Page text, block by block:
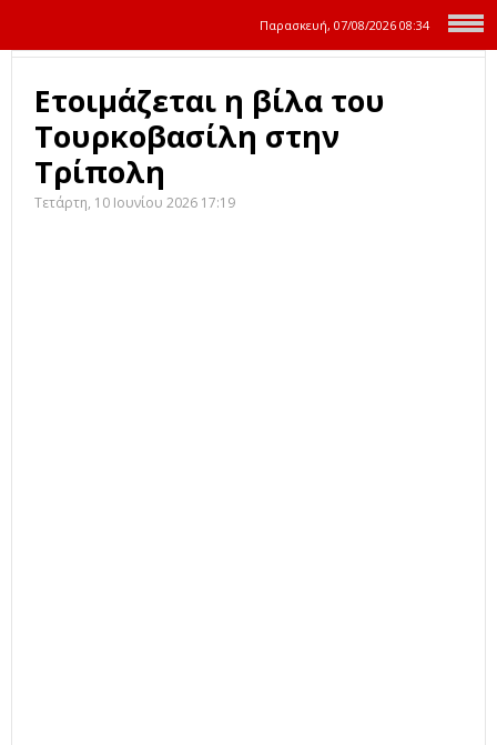
Παρασκευή, 07/08/2026 08:34
Ετοιμάζεται η βίλα του
Τουρκοβασίλη στην
Τρίπολη
Τετάρτη, 10 Ιουνίου 2026 17:19